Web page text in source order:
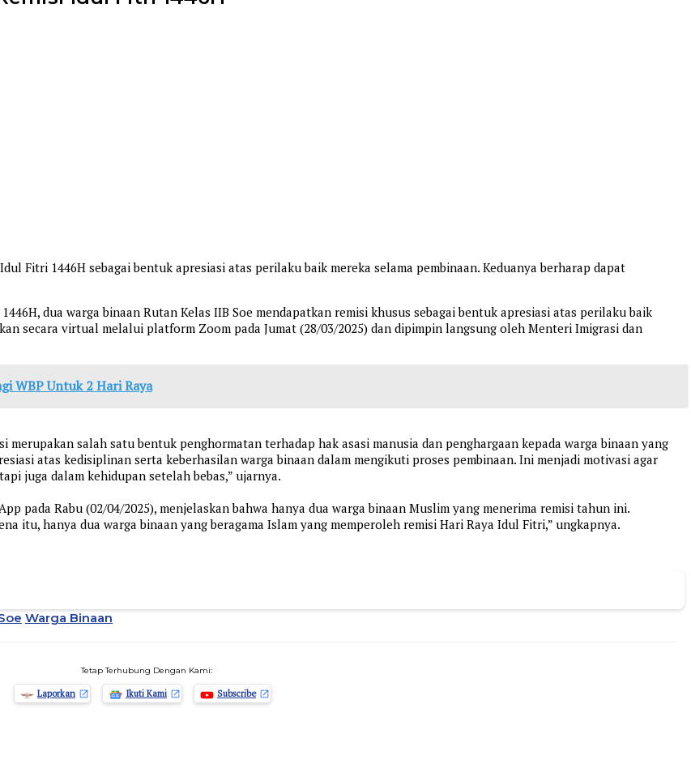
Fitri 1446H sebagai bentuk apresiasi atas perilaku baik mereka selama pembinaan. Keduanya berharap dapat
dua warga binaan Rutan Kelas IIB Soe mendapatkan remisi khusus sebagai bentuk apresiasi atas perilaku baik
secara virtual melalui platform Zoom pada Jumat (28/03/2025) dan dipimpin langsung oleh Menteri Imigrasi dan
WBP Untuk 2 Hari Raya
salah satu bentuk penghormatan terhadap hak asasi manusia dan penghargaan kepada warga binaan yang
atas kedisiplinan serta keberhasilan warga binaan dalam mengikuti proses pembinaan. Ini menjadi motivasi agar
juga dalam kehidupan setelah bebas,” ujarnya.
pada Rabu (02/04/2025), menjelaskan bahwa hanya dua warga binaan Muslim yang menerima remisi tahun ini.
itu, hanya dua warga binaan yang beragama Islam yang memperoleh remisi Hari Raya Idul Fitri,” ungkapnya.
Warga Binaan
Tetap Terhubung Dengan Kami:
Laporkan Ikuti Kami Subscribe